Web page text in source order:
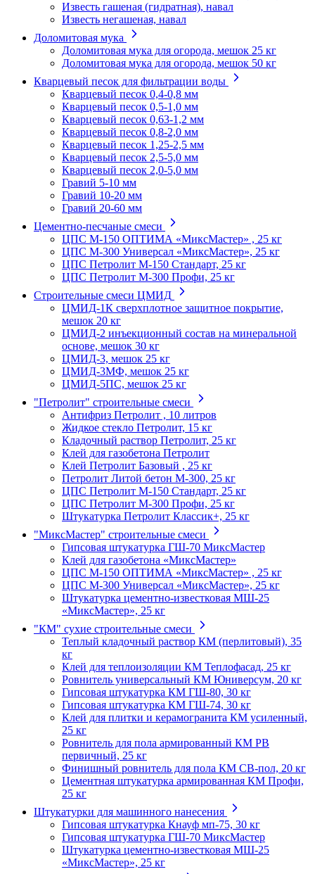
Известь гашеная (гидратная), навал
Известь негашеная, навал
Доломитовая мука
Доломитовая мука для огорода, мешок 25 кг
Доломитовая мука для огорода, мешок 50 кг
Кварцевый песок для фильтрации воды
Кварцевый песок 0,4-0,8 мм
Кварцевый песок 0,5-1,0 мм
Кварцевый песок 0,63-1,2 мм
Кварцевый песок 0,8-2,0 мм
Кварцевый песок 1,25-2,5 мм
Кварцевый песок 2,5-5,0 мм
Кварцевый песок 2,0-5,0 мм
Гравий 5-10 мм
Гравий 10-20 мм
Гравий 20-60 мм
Цементно-песчаные смеси
ЦПС М-150 ОПТИМА «МиксМастер» , 25 кг
ЦПС М-300 Универсал «МиксМастер», 25 кг
ЦПС Петролит М-150 Стандарт, 25 кг
ЦПС Петролит М-300 Профи, 25 кг
Строительные смеси ЦМИД
ЦМИД-1К сверхплотное защитное покрытие,
мешок 20 кг
ЦМИД-2 инъекционный состав на минеральной
основе, мешок 30 кг
ЦМИД-3, мешок 25 кг
ЦМИД-3МФ, мешок 25 кг
ЦМИД-5ПС, мешок 25 кг
"Петролит" строительные смеси
Антифриз Петролит , 10 литров
Жидкое стекло Петролит, 15 кг
Кладочный раствор Петролит, 25 кг
Клей для газобетона Петролит
Клей Петролит Базовый , 25 кг
Петролит Литой бетон М-300, 25 кг
ЦПС Петролит М-150 Стандарт, 25 кг
ЦПС Петролит М-300 Профи, 25 кг
Штукатурка Петролит Классик+, 25 кг
"МиксМастер" строительные смеси
Гипсовая штукатурка ГШ-70 МиксМастер
Клей для газобетона «МиксМастер»
ЦПС М-150 ОПТИМА «МиксМастер» , 25 кг
ЦПС М-300 Универсал «МиксМастер», 25 кг
Штукатурка цементно-известковая МШ-25
«МиксМастер», 25 кг
"КМ" сухие строительные смеси
Теплый кладочный раствор КМ (перлитовый), 35
кг
Клей для теплоизоляции КМ Теплофасад, 25 кг
Ровнитель универсальный КМ Юниверсум, 20 кг
Гипсовая штукатурка КМ ГШ-80, 30 кг
Гипсовая штукатурка КМ ГШ-74, 30 кг
Клей для плитки и керамогранита КМ усиленный,
25 кг
Ровнитель для пола армированный КМ РВ
первичный, 25 кг
Финишный ровнитель для пола КМ СВ-пол, 20 кг
Цементная штукатурка армированная КМ Профи,
25 кг
Штукатурки для машинного нанесения
Гипсовая штукатурка Кнауф мп-75, 30 кг
Гипсовая штукатурка ГШ-70 МиксМастер
Штукатурка цементно-известковая МШ-25
«МиксМастер», 25 кг